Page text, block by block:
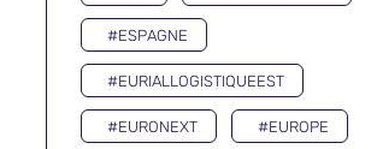
#ESPAGNE
#EURIALLOGISTIQUEEST
#EURONEXT #EUROPE